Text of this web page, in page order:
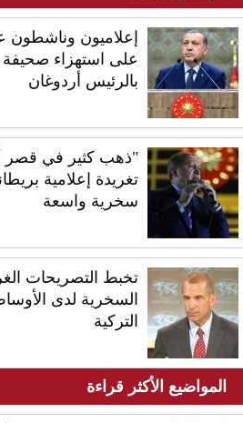
إعلاميون
على استهزاء
بالرئيس أردوغان
"ذهب كثير في قصر
تغريدة إعلامية
سخرية واسعة
تخبط التصريحات
السخرية لدى
التركية
المواضيع الأكثر قراءة